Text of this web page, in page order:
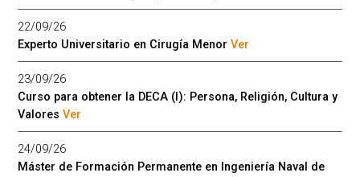
22/09/26
Experto Universitario en Cirugía MenorVer
23/09/26
Curso para obtener la DECA (I): Persona, Religión, Cultura y
ValoresVer
24/09/26
Máster de Formación Permanente en Ingeniería Naval de